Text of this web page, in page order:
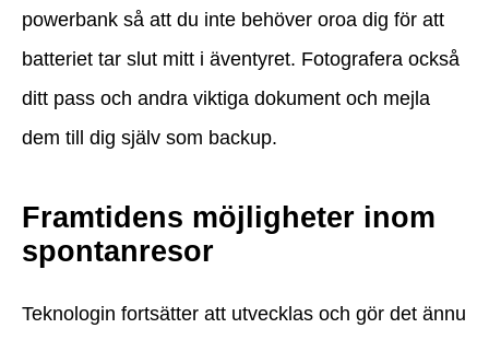
powerbank så att du inte behöver oroa dig för att
batteriet tar slut mitt i äventyret. Fotografera också
ditt pass och andra viktiga dokument och mejla
dem till dig själv som backup.
Framtidens möjligheter inom
spontanresor
Teknologin fortsätter att utvecklas och gör det ännu